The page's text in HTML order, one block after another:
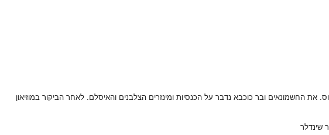
נכיר את המלך הורדוס והקיסר אדריאנוס. את החשמונאים ובר כוכבא נדבר על הכנסיות ומינזרים הצלבנים והאיסלם. לאחר הביקור במוזיאון
שינדלר